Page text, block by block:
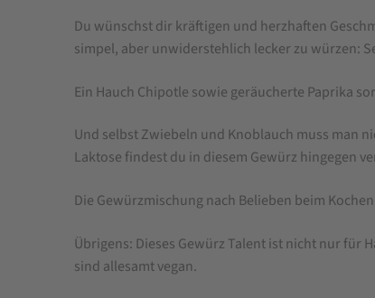
Du wünschst dir kräftigen und herzhaften
simpel, aber unwiderstehlich lecker zu würzen:
Ein Hauch Chipotle sowie geräucherte Paprika
Und selbst Zwiebeln und Knoblauch muss man
Laktose findest du in diesem Gewürz hingegen
Die Gewürzmischung nach Belieben beim
Übrigens: Dieses Gewürz Talent ist nicht nur für
sind allesamt vegan.